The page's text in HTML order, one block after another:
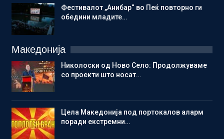
Фестивалот „Анибар“ во Пеќ повторно ги
обедини младите…
Македонија
Николоски од Ново Село: Продолжуваме
со проекти што носат…
Цела Македонија под портокалов аларм
поради екстремни…